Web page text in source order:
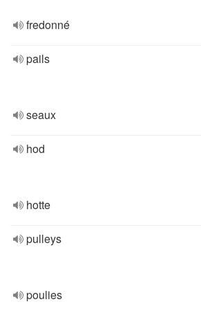
fredonné
pails
seaux
hod
hotte
pulleys
poulies